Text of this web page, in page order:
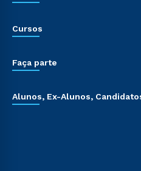
Cursos
Faça parte
Alunos, Ex-Alunos,